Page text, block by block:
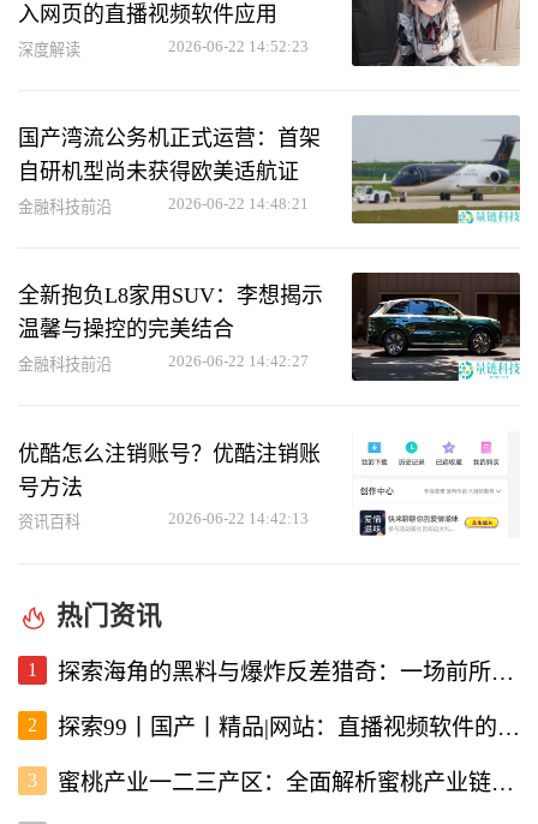
入网页的直播视频软件应用
深度解读 2026-06-22 14:52:23
国产湾流公务机正式运营：首架
自研机型尚未获得欧美适航证
金融科技前沿 2026-06-22 14:48:21
全新抱负L8家用SUV：李想揭示
温馨与操控的完美结合
金融科技前沿 2026-06-22 14:42:27
优酷怎么注销账号？优酷注销账
号方法
资讯百科 2026-06-22 14:42:13
热门资讯
1 探索海角的黑料与爆炸反差猎奇：一场前所未有的直播视频体验
2 探索99丨国产丨精品|网站：直播视频软件的新选择
3 蜜桃产业一二三产区：全面解析蜜桃产业链的现状与未来